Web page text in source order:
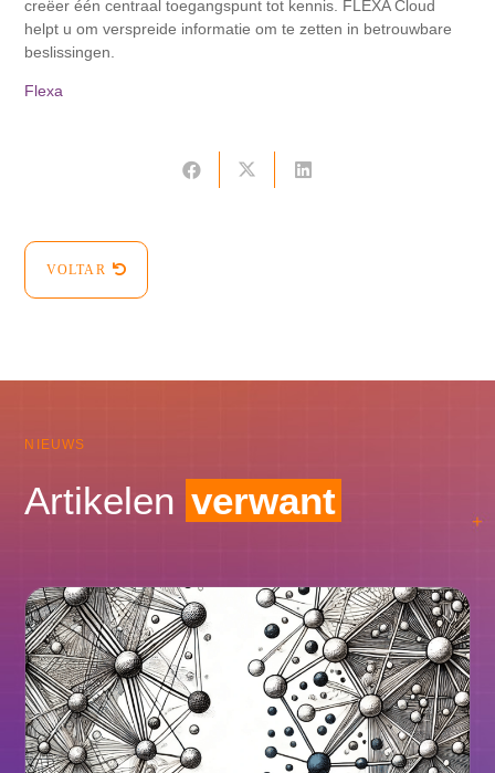
creëer één centraal toegangspunt tot kennis. FLEXA Cloud
helpt u om verspreide informatie om te zetten in betrouwbare
beslissingen.
Flexa
VOLTAR
NIEUWS
Artikelen verwant